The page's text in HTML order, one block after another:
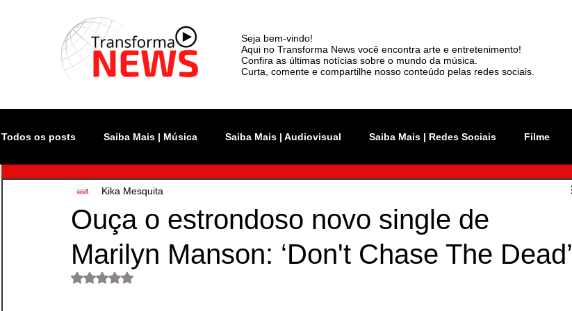
Seja bem-vindo!
Aqui no Transforma News você encontra arte e entretenimento!
Confira as últimas notícias sobre o mundo da música.
Curta, comente e compartilhe nosso conteúdo pelas redes sociais.
Todos os posts Saiba Mais | Música Saiba Mais | Audiovisual Saiba Mais | Redes Sociais Filme
Atualidade Rock In Rio
Monsters of Rock SP The Town Lollapalooza Brasil News Viralizou
Ouça o estrondoso novo single de
Marilyn Manson: ‘Don't Chase The Dead’
Kika Mesquita
Avaliado com NaN de 5 estrelas.